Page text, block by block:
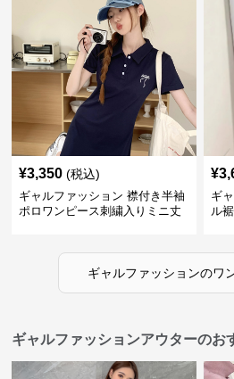
¥3,350 (税込)
ギャルファッション 襟付き半袖
ポロワンピース刺繍入りミニ丈
¥
ギ
ル
ギャルファッションのワ
ギャルファッションアウターのお